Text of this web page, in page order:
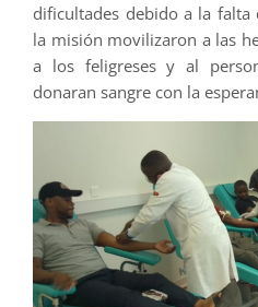
dificultades debido a la falta
la misión movilizaron a las
a los feligreses y al
donaran sangre con la